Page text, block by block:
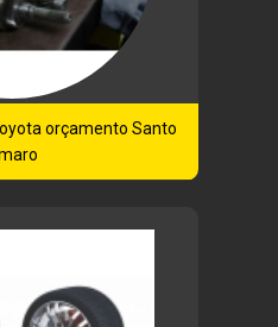
orçamento Santo